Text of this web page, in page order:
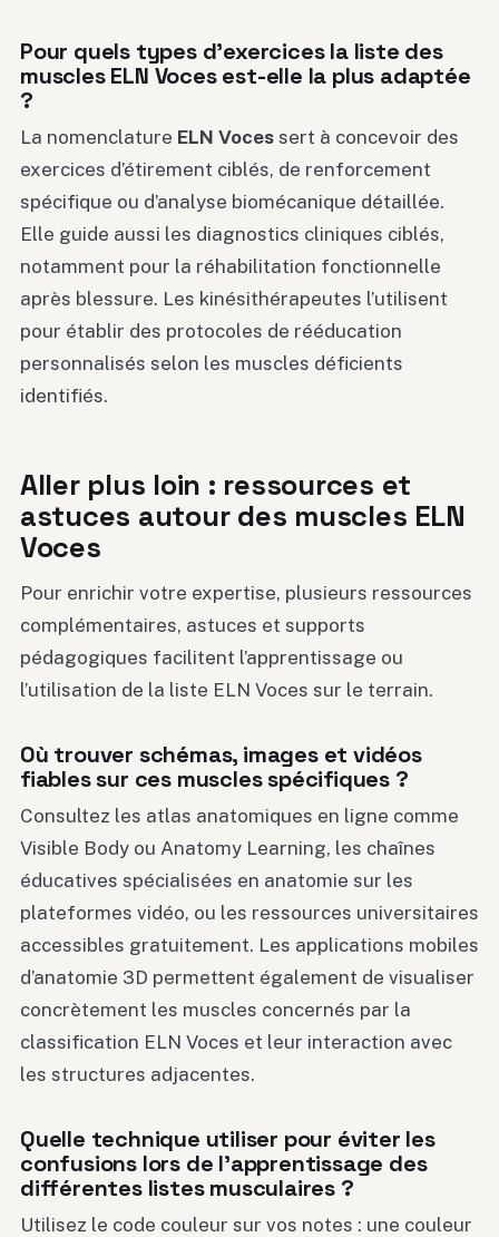
Pour quels types d’exercices la liste des
muscles ELN Voces est-elle la plus adaptée
?
La nomenclature ELN Voces sert à concevoir des
exercices d’étirement ciblés, de renforcement
spécifique ou d’analyse biomécanique détaillée.
Elle guide aussi les diagnostics cliniques ciblés,
notamment pour la réhabilitation fonctionnelle
après blessure. Les kinésithérapeutes l’utilisent
pour établir des protocoles de rééducation
personnalisés selon les muscles déficients
identifiés.
Aller plus loin : ressources et
astuces autour des muscles ELN
Voces
Pour enrichir votre expertise, plusieurs ressources
complémentaires, astuces et supports
pédagogiques facilitent l’apprentissage ou
l’utilisation de la liste ELN Voces sur le terrain.
Où trouver schémas, images et vidéos
fiables sur ces muscles spécifiques ?
Consultez les atlas anatomiques en ligne comme
Visible Body ou Anatomy Learning, les chaînes
éducatives spécialisées en anatomie sur les
plateformes vidéo, ou les ressources universitaires
accessibles gratuitement. Les applications mobiles
d’anatomie 3D permettent également de visualiser
concrètement les muscles concernés par la
classification ELN Voces et leur interaction avec
les structures adjacentes.
Quelle technique utiliser pour éviter les
confusions lors de l’apprentissage des
différentes listes musculaires ?
Utilisez le code couleur sur vos notes : une couleur